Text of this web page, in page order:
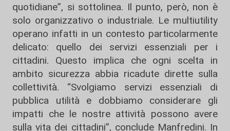
quotidiane”, si sottolinea. Il punto, però, non è
solo organizzativo o industriale. Le multiutility
operano infatti in un contesto particolarmente
delicato: quello dei servizi essenziali per i
cittadini. Questo implica che ogni scelta in
ambito sicurezza abbia ricadute dirette sulla
collettività. “Svolgiamo servizi essenziali di
pubblica utilità e dobbiamo considerare gli
impatti che le nostre attività possono avere
sulla vita dei cittadini”, conclude Manfredini. In